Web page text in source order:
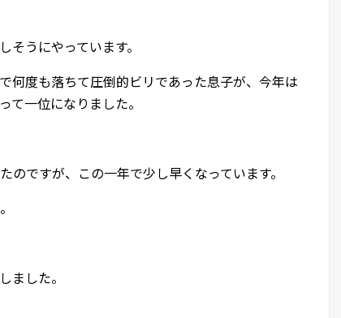
うにやっています。
何度も落ちて圧倒的ビリであった息子が、今年は
て一位になりました。
ですが、この一年で少し早くなっています。
ました。